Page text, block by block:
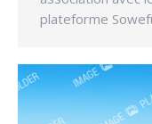
plateforme